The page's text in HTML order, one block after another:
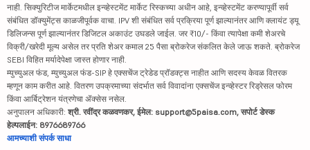
नाही. सिक्युरिटीज मार्केटमधील इन्व्हेस्टमेंट मार्केट रिस्कच्या अधीन आहे, इन्व्हेस्टमेंट करण्यापूर्वी सर्व
संबंधित डॉक्युमेंट्स काळजीपूर्वक वाचा. IPV शी संबंधित सर्व प्रक्रिया पूर्ण झाल्यानंतर आणि क्लायंट ड्यू
डिलिजन्स पूर्ण झाल्यानंतर डिजिटल अकाउंट उघडले जाईल. जर ₹10/- किंवा त्यापेक्षा कमी शेअरचे
विक्री/खरेदी मूल्य असेल तर प्रति शेअर कमाल 25 पैसा ब्रोकरेज संकलित केले जाऊ शकते. ब्रोकरेज
SEBI विहित मर्यादेपेक्षा जास्त होणार नाही.
म्युच्युअल फंड, म्युच्युअल फंड-SIP हे एक्सचेंज ट्रेडेड प्रॉडक्ट्स नाहीत आणि सदस्य केवळ वितरक
म्हणून काम करीत आहे. वितरण उपक्रमाच्या संदर्भात सर्व विवादांना एक्सचेंज इन्व्हेस्टर रिड्रेसल फोरम
किंवा आर्बिट्रेशन यंत्रणेचा ॲक्सेस नसेल.
अनुपालन अधिकारी: श्री. रवींद्र कळवणकर, ईमेल: support@5paisa.com, सपोर्ट डेस्क
हेल्पलाईन: 8976689766
आमच्याशी संपर्क साधा